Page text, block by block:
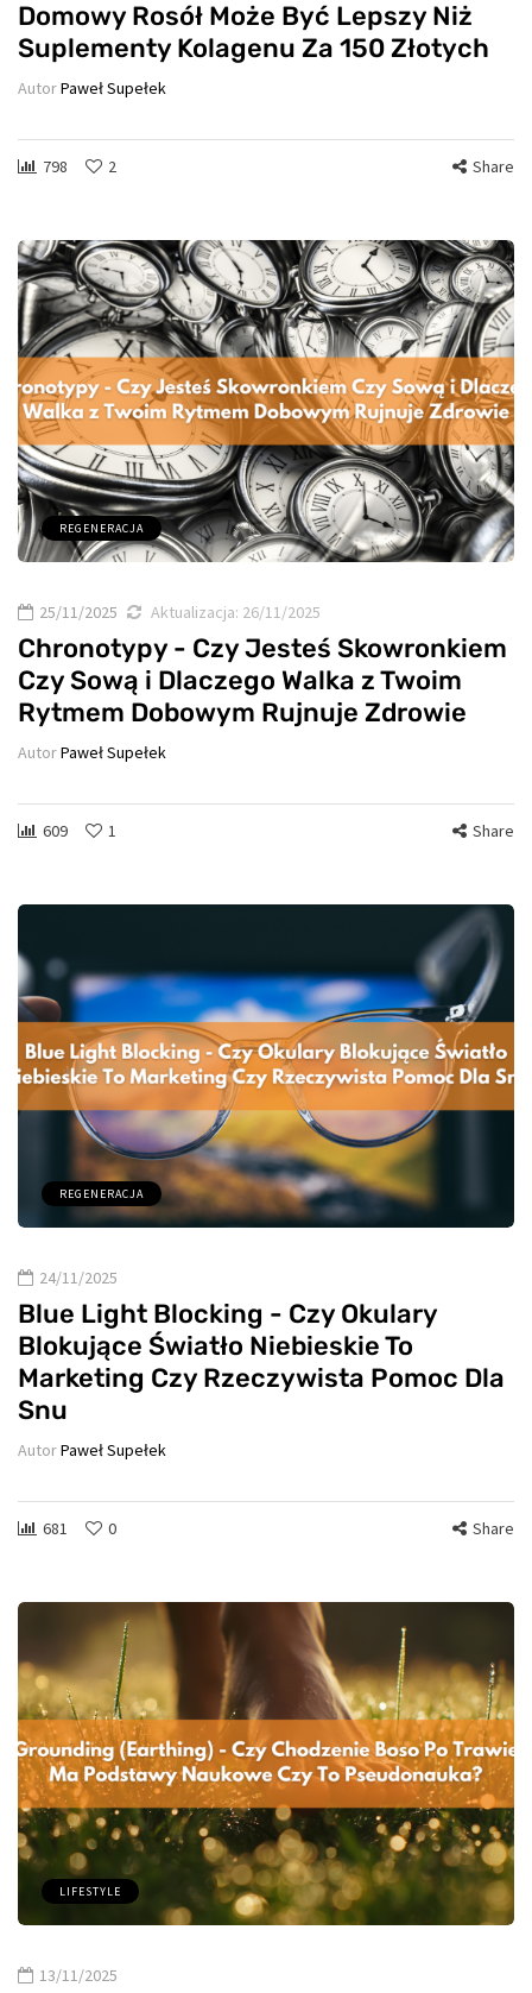
Domowy Rosół Może Być Lepszy Niż
Suplementy Kolagenu Za 150 Złotych
AutorPaweł Supełek
798 2 Share
REGENERACJA
25/11/2025 Aktualizacja: 26/11/2025
Chronotypy - Czy Jesteś Skowronkiem
Czy Sową i Dlaczego Walka z Twoim
Rytmem Dobowym Rujnuje Zdrowie
AutorPaweł Supełek
609 1 Share
REGENERACJA
24/11/2025
Blue Light Blocking - Czy Okulary
Blokujące Światło Niebieskie To
Marketing Czy Rzeczywista Pomoc Dla
Snu
AutorPaweł Supełek
681 0 Share
LIFESTYLE
13/11/2025